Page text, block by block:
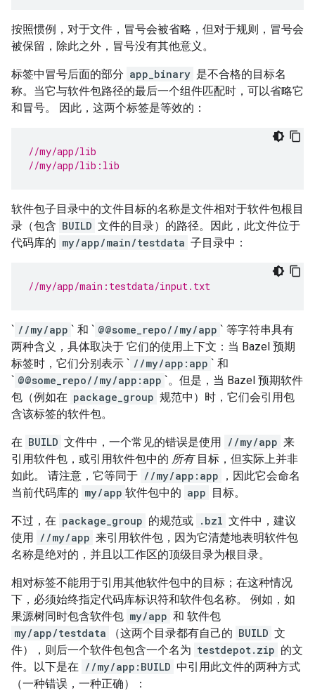
按照惯例，对于文件，冒号会被省略，但对于规则，冒号会
被保留，除此之外，冒号没有其他意义。
标签中冒号后面的部分 app_binary 是不合格的目标名
称。当它与软件包路径的最后一个组件匹配时，可以省略它
和冒号。 因此，这两个标签是等效的：
//my/app/lib
//my/app/lib:lib
软件包子目录中的文件目标的名称是文件相对于软件包根目
录（包含 BUILD 文件的目录）的路径。因此，此文件位于
代码库的 my/app/main/testdata 子目录中：
//my/app/main:testdata/input.txt
` //my/app ` 和 ` @@some_repo//my/app ` 等字符串具有
两种含义，具体取决于 它们的使用上下文：当 Bazel 预期
标签时，它们分别表示 ` //my/app:app ` 和
` @@some_repo//my/app:app `。但是，当 Bazel 预期软件
包（例如在 package_group 规范中）时，它们会引用包
含该标签的软件包。
在 BUILD 文件中，一个常见的错误是使用 //my/app 来
引用软件包，或引用软件包中的 所有目标，但实际上并非
如此。 请注意，它等同于 //my/app:app
，因此它会命名
当前代码库的 my/app 软件包中的 app 目标。
不过，在 package_group 的规范或 .bzl 文件中，建议
使用 //my/app 来引用软件包，因为它清楚地表明软件包
名称是绝对的，并且以工作区的顶级目录为根目录。
相对标签不能用于引用其他软件包中的目标；在这种情况
下，必须始终指定代码库标识符和软件包名称。 例如，如
果源树同时包含软件包 my/app 和 软件包
my/app/testdata
（这两个目录都有自己的 BUILD 文
件），则后一个软件包包含一个名为 testdepot.zip 的文
件。以下是在 //my/app:BUILD 中引用此文件的两种方式
（一种错误，一种正确）：